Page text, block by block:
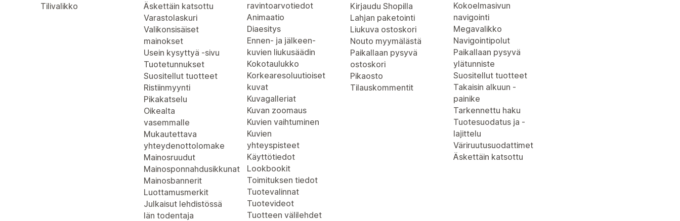
Tilivalikko
Äskettäin katsottu
Varastolaskuri
Valikonsisäiset
mainokset
Usein kysyttyä -sivu
Tuotetunnukset
Suositellut tuotteet
Ristiinmyynti
Pikakatselu
Oikealta
vasemmalle
Mukautettava
yhteydenottolomake
Mainosruudut
Mainosponnahdusikkunat
Mainosbannerit
Luottamusmerkit
Julkaisut lehdistössä
Iän todentaja
ravintoarvotiedot
Animaatio
Diaesitys
Ennen- ja jälkeen-
kuvien liukusäädin
Kokotaulukko
Korkearesoluutioiset
kuvat
Kuvagalleriat
Kuvan zoomaus
Kuvien vaihtuminen
Kuvien
yhteyspisteet
Käyttötiedot
Lookbookit
Toimituksen tiedot
Tuotevalinnat
Tuotevideot
Tuotteen välilehdet
Kirjaudu Shopilla
Lahjan paketointi
Liukuva ostoskori
Nouto myymälästä
Paikallaan pysyvä
ostoskori
Pikaosto
Tilauskommentit
Kokoelmasivun
navigointi
Megavalikko
Navigointipolut
Paikallaan pysyvä
ylätunniste
Suositellut tuotteet
Takaisin alkuun -
painike
Tarkennettu haku
Tuotesuodatus ja -
lajittelu
Väriruutusuodattimet
Äskettäin katsottu